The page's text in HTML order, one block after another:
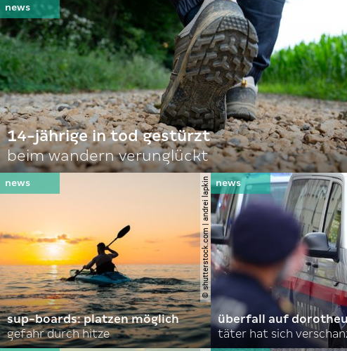
14-jährige in tod gestürzt
beim wandern verunglückt
© shutterstock.com | andrei lapkin
sup-boards: platzen möglich
gefahr durch hitze
überfall auf
täter hat sich